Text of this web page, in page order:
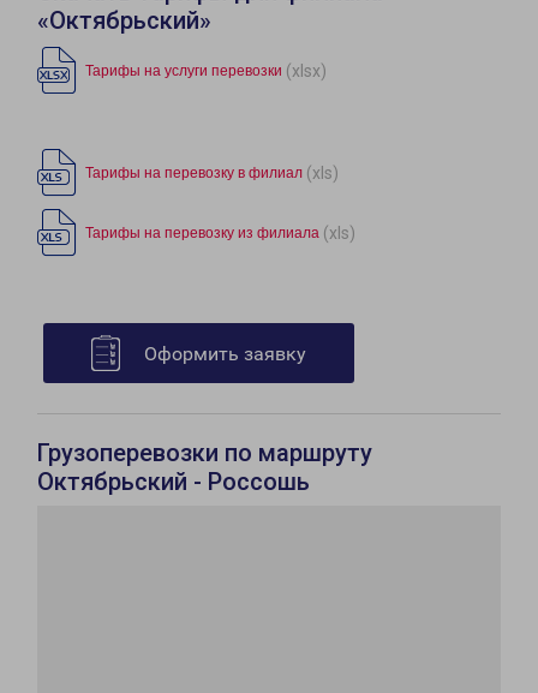
«Октябрьский»
Тарифы на услуги перевозки (xlsx)
Тарифы на перевозку в филиал (xls)
Тарифы на перевозку из филиала (xls)
Оформить заявку
Грузоперевозки по маршруту
Октябрьский - Россошь